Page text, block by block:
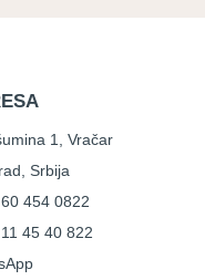
1, Vračar
Srbija
454 0822
45 40 822